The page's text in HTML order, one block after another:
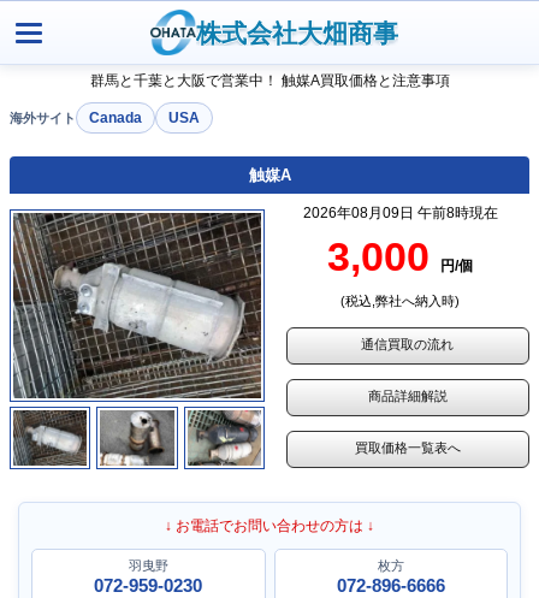
株式会社大畑商事
群馬と千葉と大阪で営業中！ 触媒A買取価格と注意事項
Canada USA
触媒A
2026年08月09日 午前8時現在
3,000 円/個
(税込,弊社へ納入時)
通信買取の流れ
商品詳細解説
買取価格一覧表へ
↓ お電話でお問い合わせの方は ↓
羽曳野
072-959-0230
枚方
072-896-6666